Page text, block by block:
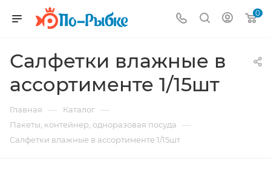
0
Салфетки влажные в
ассортименте 1/15шт
Главная — Каталог —
Пакеты, контейнер, одноразовая посуда —
Салфетки влажные в ассортименте 1/15шт